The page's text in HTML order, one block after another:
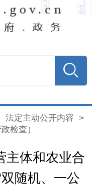
法定主动公开内容 >
检查）
主体和农业合
随机、一公